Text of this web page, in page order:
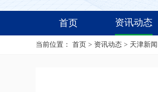
首页 资讯动态
当前位置： 首页 > 资讯动态 > 天津新闻